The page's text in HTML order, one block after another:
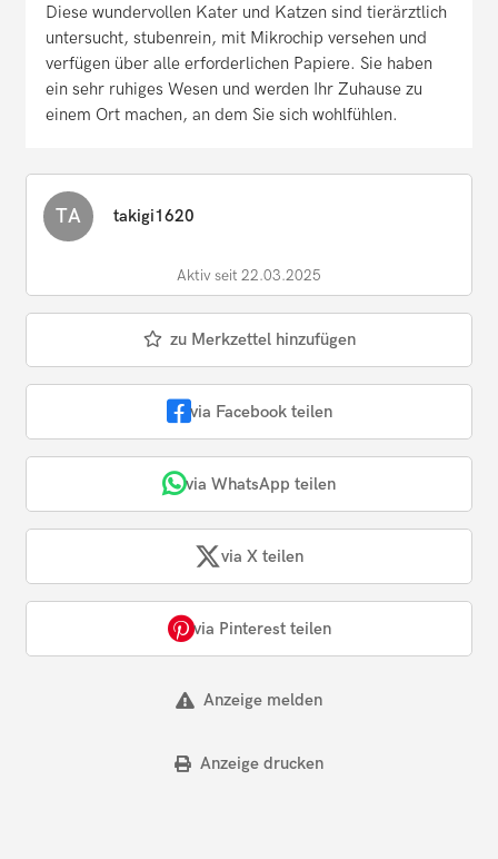
Diese wundervollen Kater und Katzen sind tierärztlich
untersucht, stubenrein, mit Mikrochip versehen und
verfügen über alle erforderlichen Papiere. Sie haben
ein sehr ruhiges Wesen und werden Ihr Zuhause zu
einem Ort machen, an dem Sie sich wohlfühlen.
TA takigi1620
Aktiv seit 22.03.2025
zu Merkzettel hinzufügen
via Facebook teilen
via WhatsApp teilen
via X teilen
via Pinterest teilen
Anzeige melden
Anzeige drucken